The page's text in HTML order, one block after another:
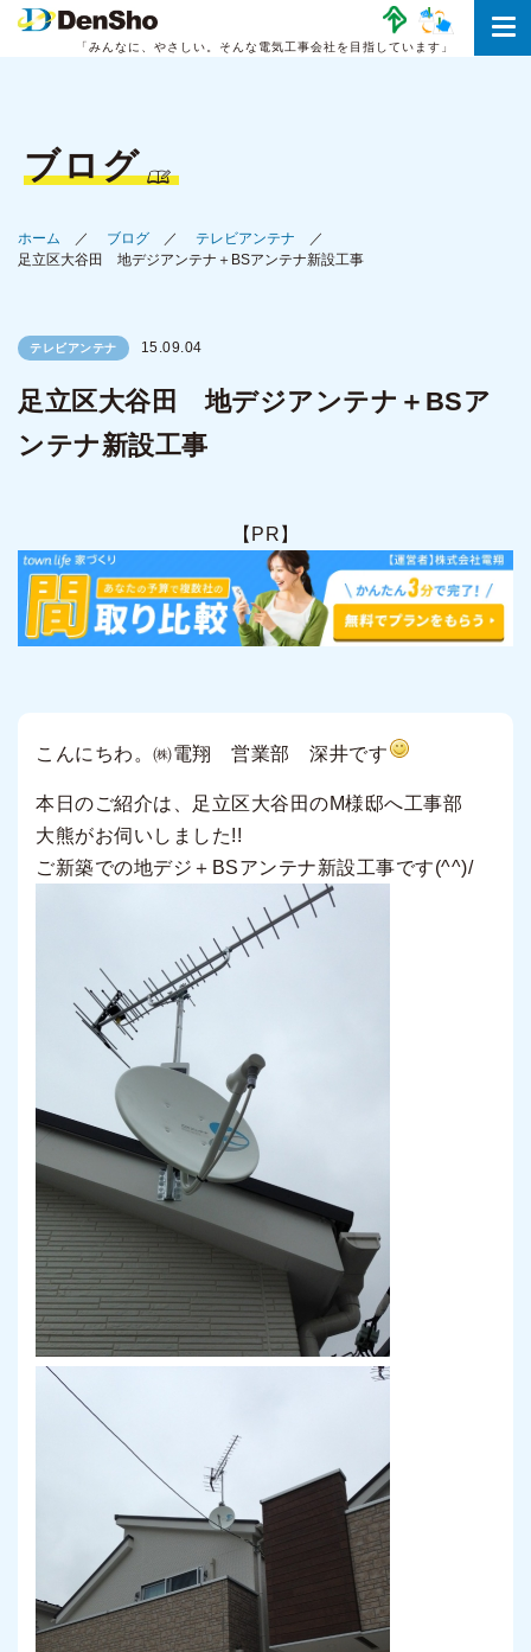
「みんなに、やさしい。 そんな電気工事会社を目指しています」
ブログ
ホーム ブログ
テレビアンテナ
足立区大谷田 地デジアンテナ＋BSアンテナ新設工事
テレビアンテナ 15.09.04
足立区大谷田 地デジアンテナ＋BSア
ンテナ新設工事
【PR】
こんにちわ。㈱電翔 営業部 深井です
本日のご紹介は、足立区大谷田のM様邸へ工事部
大熊がお伺いしました!!
ご新築での地デジ＋BSアンテナ新設工事です(^^)/